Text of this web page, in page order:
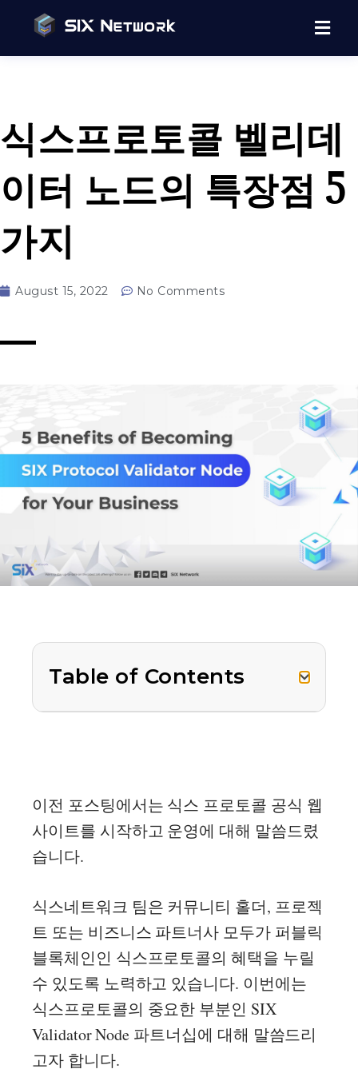
식스프로토콜 벨리데
이터 노드의 특장점 5
가지
August 15, 2022 No Comments
Table of Contents
이전 포스팅에서는 식스 프로토콜 공식 웹
사이트를 시작하고 운영에 대해 말씀드렸
습니다.
식스네트워크 팀은 커뮤니티 홀더, 프로젝
트 또는 비즈니스 파트너사 모두가 퍼블릭
블록체인인 식스프로토콜의 혜택을 누릴
수 있도록 노력하고 있습니다. 이번에는
식스프로토콜의 중요한 부분인 SIX
Validator Node 파트너십에 대해 말씀드리
고자 합니다.